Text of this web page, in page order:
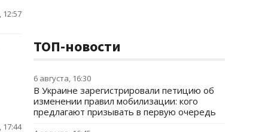
12:57
17:44
ТОП-новости
6 августа, 16:30
В Украине зарегистрировали петицию об
изменении правил мобилизации: кого
предлагают призывать в первую очередь